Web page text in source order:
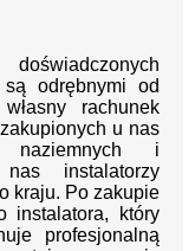
są odrębnymi od
rachunek
u nas
naziemnych i
instalatorzy
kraju. Po zakupie
instalatora, który
profesjonalną